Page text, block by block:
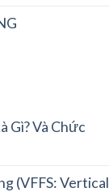
Gì? Và Chức
(VFFS: Vertical